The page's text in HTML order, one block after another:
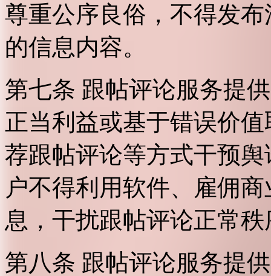
尊重公序良俗，不得发
的信息内容。
第七条 跟帖评论服务提
正当利益或基于错误价
荐跟帖评论等方式干预
户不得利用软件、雇佣
息，干扰跟帖评论正常
第八条 跟帖评论服务提